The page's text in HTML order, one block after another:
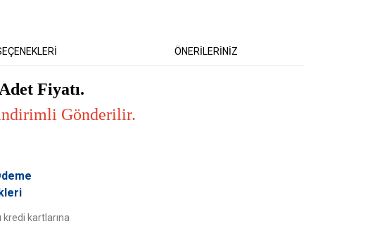
ÖNERİLERİNİZ
Fiyatı.
Gönderilir.
kredi kartlarına